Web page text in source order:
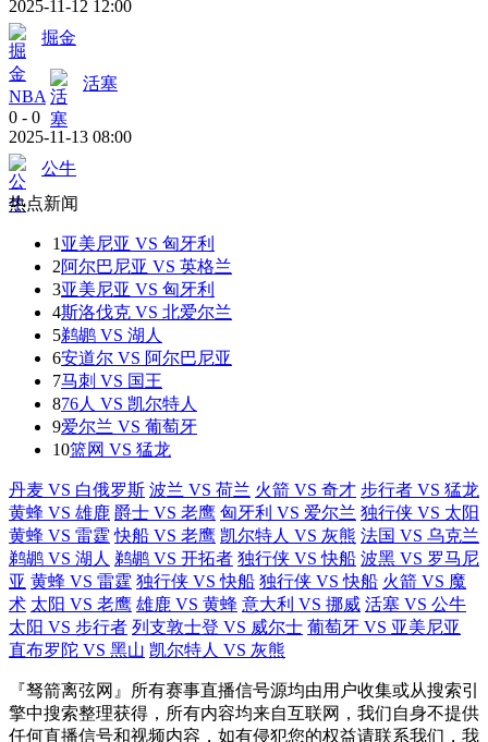
2025-11-12 12:00
掘金
NBA
活塞
0 - 0
2025-11-13 08:00
公牛
热点新闻
1 亚美尼亚 VS 匈牙利
2阿尔巴尼亚 VS 英格兰
3亚美尼亚 VS 匈牙利
4斯洛伐克 VS 北爱尔兰
5鹈鹕 VS 湖人
6安道尔 VS 阿尔巴尼亚
7马刺 VS 国王
876人 VS 凯尔特人
9爱尔兰 VS 葡萄牙
10篮网 VS 猛龙
丹麦 VS 白俄罗斯 波兰 VS 荷兰 火箭 VS 奇才 步行者 VS 猛龙
黄蜂 VS 雄鹿 爵士 VS 老鹰 匈牙利 VS 爱尔兰 独行侠 VS 太阳
黄蜂 VS 雷霆 快船 VS 老鹰 凯尔特人 VS 灰熊 法国 VS 乌克兰
鹈鹕 VS 湖人 鹈鹕 VS 开拓者 独行侠 VS 快船 波黑 VS 罗马尼
亚 黄蜂 VS 雷霆 独行侠 VS 快船 独行侠 VS 快船 火箭 VS 魔
术 太阳 VS 老鹰 雄鹿 VS 黄蜂 意大利 VS 挪威 活塞 VS 公牛
太阳 VS 步行者 列支敦士登 VS 威尔士 葡萄牙 VS 亚美尼亚
直布罗陀 VS 黑山 凯尔特人 VS 灰熊
『驽箭离弦网』所有赛事直播信号源均由用户收集或从搜索引
擎中搜索整理获得，所有内容均来自互联网，我们自身不提供
任何直播信号和视频内容，如有侵犯您的权益请联系我们，我